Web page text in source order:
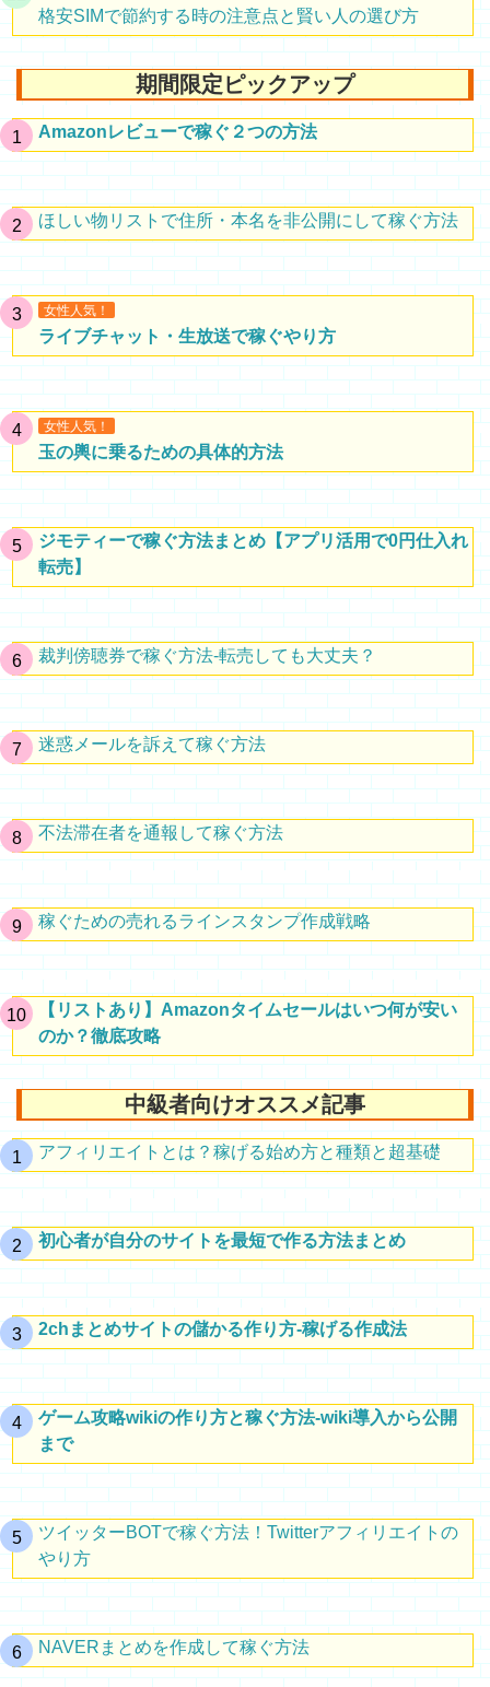
格安SIMで節約する時の注意点と賢い人の選び方
期間限定ピックアップ
Amazonレビューで稼ぐ２つの方法
ほしい物リストで住所・本名を非公開にして稼ぐ方法
女性人気！
ライブチャット・生放送で稼ぐやり方
女性人気！
玉の輿に乗るための具体的方法
ジモティーで稼ぐ方法まとめ【アプリ活用で0円仕入れ
転売】
裁判傍聴券で稼ぐ方法-転売しても大丈夫？
迷惑メールを訴えて稼ぐ方法
不法滞在者を通報して稼ぐ方法
稼ぐための売れるラインスタンプ作成戦略
【リストあり】Amazonタイムセールはいつ何が安い
のか？徹底攻略
中級者向けオススメ記事
アフィリエイトとは？稼げる始め方と種類と超基礎
初心者が自分のサイトを最短で作る方法まとめ
2chまとめサイトの儲かる作り方-稼げる作成法
ゲーム攻略wikiの作り方と稼ぐ方法-wiki導入から公開
まで
ツイッターBOTで稼ぐ方法！Twitterアフィリエイトの
やり方
NAVERまとめを作成して稼ぐ方法